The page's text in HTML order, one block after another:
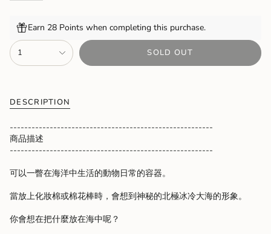
Earn 28 Points when completing this purchase.
{"in_cart_html"=>"
<span
class=\"quantity-
quantity
</span>
in
cart",
quantity
{{
}}",
1 SOLD OUT
DESCRIPTION
--------------------------------------------------------
商品描述
--------------------------------------------------------
可以一瞥在海洋中生活的動物日常的容器。
當放上化妝棉或棉花棒時，會想到神秘的北極冰冷大海的形象。
你會想在把什麼放在海中呢？